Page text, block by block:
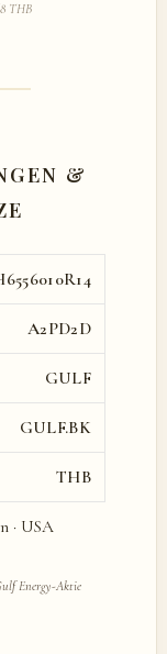
THB
&
A2PD2D
GULF
GULF.BK
THB
· USA
Energy-Aktie